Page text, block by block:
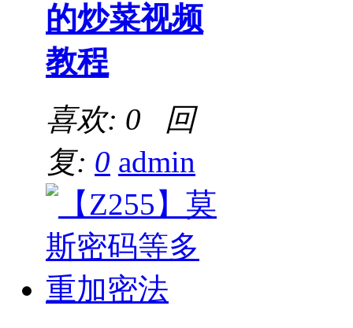
的炒菜视频
教程
喜欢: 0 回
复: 0 admin